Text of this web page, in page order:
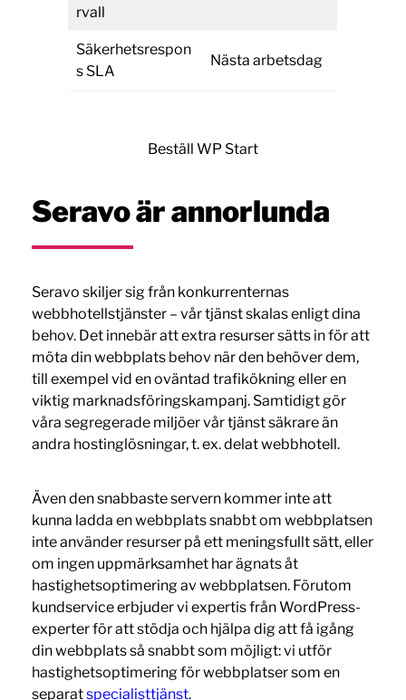
rvall
Säkerhetsrespon
s SLA
Nästa arbetsdag
Beställ WP Start
Seravo är annorlunda
Seravo skiljer sig från konkurrenternas
webbhotellstjänster – vår tjänst skalas enligt dina
behov. Det innebär att extra resurser sätts in för att
möta din webbplats behov när den behöver dem,
till exempel vid en oväntad trafikökning eller en
viktig marknadsföringskampanj. Samtidigt gör
våra segregerade miljöer vår tjänst säkrare än
andra hostinglösningar, t. ex. delat webbhotell.
Även den snabbaste servern kommer inte att
kunna ladda en webbplats snabbt om webbplatsen
inte använder resurser på ett meningsfullt sätt, eller
om ingen uppmärksamhet har ägnats åt
hastighetsoptimering av webbplatsen. Förutom
kundservice erbjuder vi expertis från WordPress-
experter för att stödja och hjälpa dig att få igång
din webbplats så snabbt som möjligt: vi utför
hastighetsoptimering för webbplatser som en
separatspecialisttjänst.